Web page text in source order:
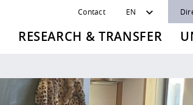
Contact EN
RESEARCH & TRANSFER